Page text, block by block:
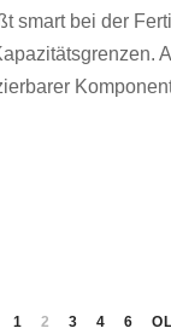
smart bei der
1 2 3 4 6